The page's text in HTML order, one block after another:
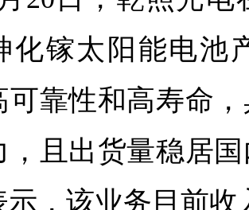
化镓太阳能电池
可靠性和高寿命
，且出货量稳居
， 该业务目前收